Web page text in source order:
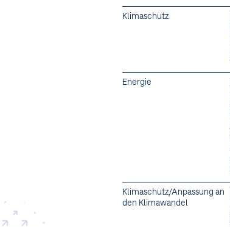
Klimaschutz
Energie
Klimaschutz/Anpassung an
den Klimawandel